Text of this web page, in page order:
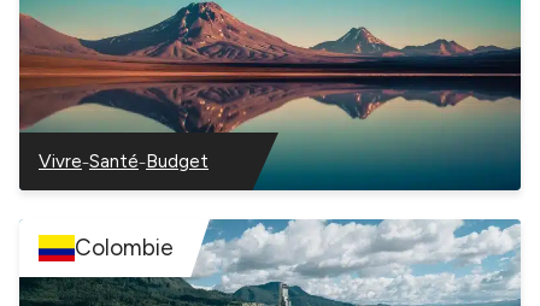
Vivre
–
Chili
–Santé
–
Chili
–Budget
–
Chili
Colombie